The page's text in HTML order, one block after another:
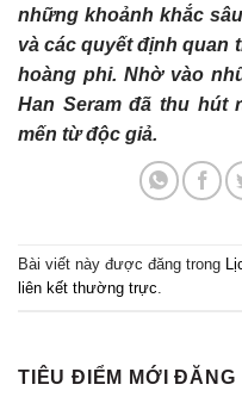
những khoảnh khắc
và các quyết định quan
hoàng phi. Nhờ vào
Han Seram đã thu hút
mến từ độc giả.
Bài viết này được đăng trong
liên kết thường trực.
TIÊU ĐIỂM MỚI ĐĂNG